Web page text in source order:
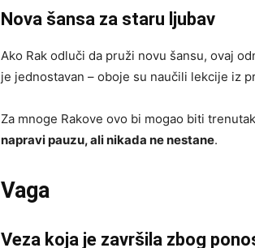
Nova šansa za staru ljubav
Ako Rak odluči da pruži novu šansu, ovaj
je jednostavan – oboje su naučili lekcije iz
Za mnoge Rakove ovo bi mogao biti
napravi pauzu, ali nikada ne nestane.
Vaga
Veza koja je završila zbog